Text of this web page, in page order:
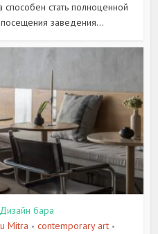
стать полноценной
заведения...
Дизайн бара
Mitra • contemporary art •